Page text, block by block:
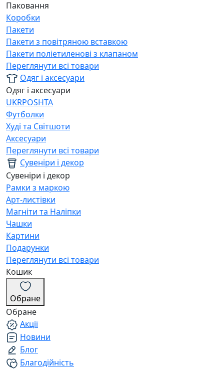
Паковання
Коробки
Пакети
Пакети з повітряною вставкою
Пакети поліетиленові з клапаном
Переглянути всі товари
Одяг і аксесуари
Одяг і аксесуари
UKRPOSHTA
Футболки
Худі та Світшоти
Аксесуари
Переглянути всі товари
Сувеніри і декор
Сувеніри і декор
Рамки з маркою
Арт-листівки
Магніти та Наліпки
Чашки
Картини
Подарунки
Переглянути всі товари
Кошик
Обране
Обране
Акції
Новини
Блог
Благодійність